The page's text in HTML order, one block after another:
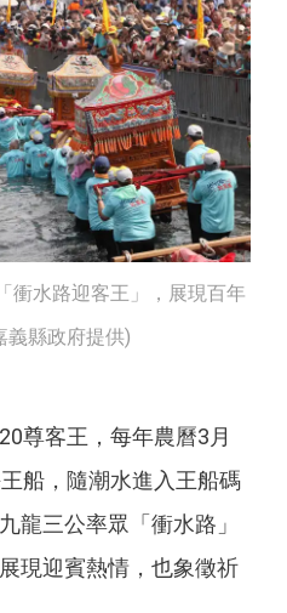
衝水路迎客王」，展現百年
義縣政府提供)
尊客王，每年農曆3月
船，隨潮水進入王船碼
龍三公率眾「衝水路」
現迎賓熱情，也象徵祈